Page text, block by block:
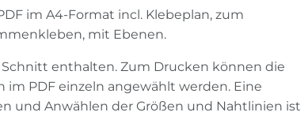
im A4-Format incl. Klebeplan, zum
mit Ebenen.
enthalten. Zum Drucken können die
im PDF einzeln angewählt werden. Eine
und Anwählen der Größen und Nahtlinien ist